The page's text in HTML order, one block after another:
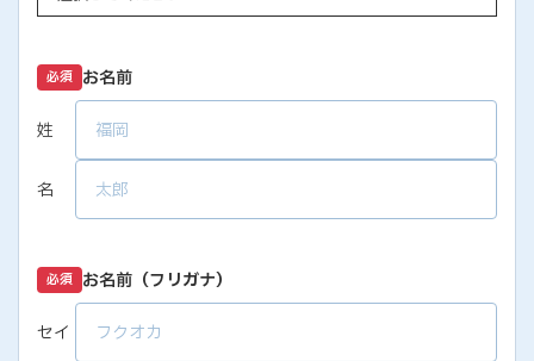
必須 お名前
姓
名
必須 お名前（フリガナ）
セイ